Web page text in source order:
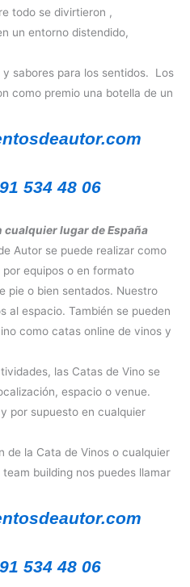
todo se divirtieron ,
un entorno distendido,
sabores para los sentidos. Los
como premio una botella de un
534 48 06
cualquier lugar de España
Autor se puede realizar como
equipos o en formato
pie o bien sentados. Nuestro
al espacio. También se pueden
como catas online de vinos y
las Catas de Vino se
espacio o venue.
por supuesto en cualquier
de la Cata de Vinos o cualquier
building nos puedes llamar
534 48 06